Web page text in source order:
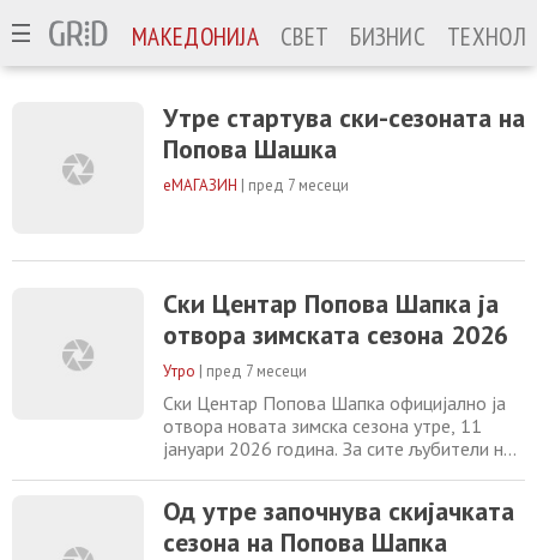
МАКЕДОНИЈА СВЕТ БИЗНИС
Утре стартува ски-сезоната на
Попова Шашка
еМАГАЗИН | пред 7 месеци
Ски Центар Попова Шапка ја
отвора зимската сезона 2026
Утро | пред 7 месеци
Ски Центар Попова Шапка официјално ја
отвора новата зимска сезона утре, 11
јануари 2026 година. За сите љубители на
од 08:45 до 15:00 часот. Сезонските
билети може да се набават директно на
Од утре започнува скијачката
сезона на Попова Шапка